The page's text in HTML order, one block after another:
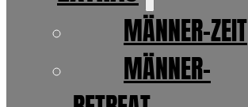
MÄNNER-ZEIT
MÄNNER-